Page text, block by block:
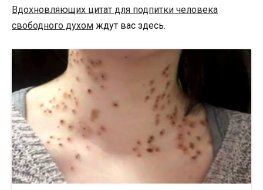
Вдохновляющих цитат для подпитки человека
свободного духом ждут вас здесь.